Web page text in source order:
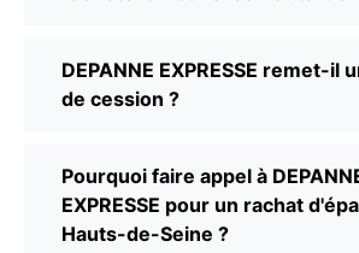
DEPANNE EXPRESSE remet-il
de cession ?
Pourquoi faire appel à
EXPRESSE pour un rachat
Hauts-de-Seine ?